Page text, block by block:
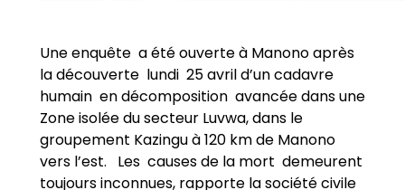
Une enquête a été ouverte à Manono après
la découverte lundi 25 avril d’un cadavre
humain en décomposition avancée dans une
Zone isolée du secteur Luvwa, dans le
groupement Kazingu à 120 km de Manono
vers l’est. Les causes de la mort demeurent
toujours inconnues, rapporte la société civile